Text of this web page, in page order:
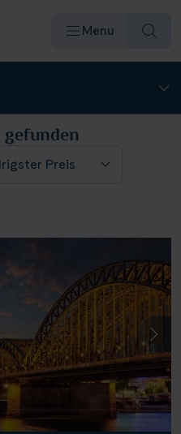
Menu
gefunden